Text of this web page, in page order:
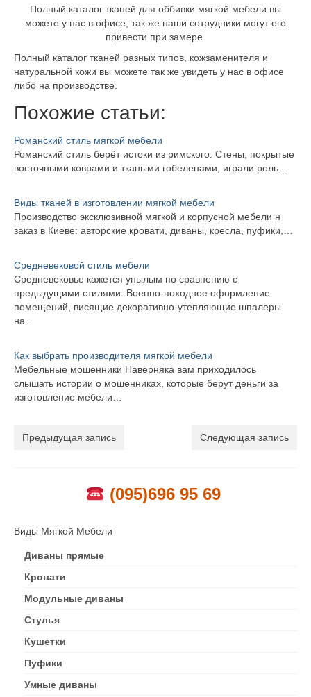
Полный каталог тканей для оббивки мягкой мебели вы
можете у нас в офисе, так же наши сотрудники могут его
привести при замере.
Полный каталог тканей разных типов, кожзаменителя и
натуральной кожи вы можете так же увидеть у нас в офисе
либо на производстве.
Похожие статьи:
Романский стиль мягкой мебели
Романский стиль берёт истоки из римского. Стены, покрытые
восточными коврами и ткаными гобеленами, играли роль…
Виды тканей в изготовлении мягкой мебели
Производство эксклюзивной мягкой и корпусной мебели н
заказ в Киеве: авторские кровати, диваны, кресла, пуфики,…
Средневековой стиль мебели
Средневековье кажется унылым по сравнению с
предыдущими стилями. Военно-походное оформление
помещений, висящие декоративно-утепляющие шпалеры
на…
Как выбрать производителя мягкой мебели
Мебельные мошенники Наверняка вам приходилось
слышать истории о мошенниках, которые берут деньги за
изготовление мебели…
Предыдущая запись Следующая запись
(095)696 95 69
Виды Мягкой Мебели
Диваны прямые
Кровати
Модульные диваны
Стулья
Кушетки
Пуфики
Умные диваны